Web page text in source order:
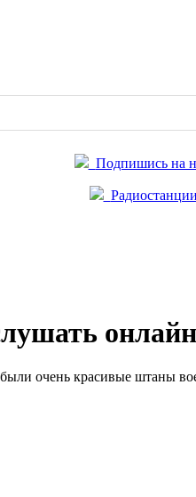
Подпишись на
онлайн
очень красивые штаны